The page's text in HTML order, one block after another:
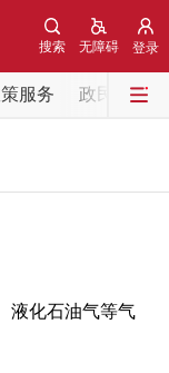
登录
无障碍
搜索
服务 政民互动
化石油气等气